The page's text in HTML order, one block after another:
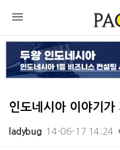
인도네시아 이야기가
ladybug 14-06-17 14:24